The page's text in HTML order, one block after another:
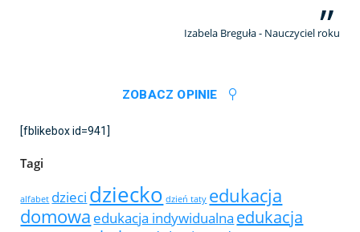
Izabela Breguła - Nauczyciel roku
ZOBACZ OPINIE
[fblikebox id=941]
Tagi
alfabet dzieci dziecko dzień taty edukacja
domowa edukacja indywidualna edukacja